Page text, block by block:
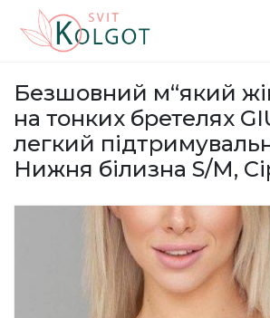
Безшовний м“який
на тонких бретелях
легкий
Нижня білизна S/M,